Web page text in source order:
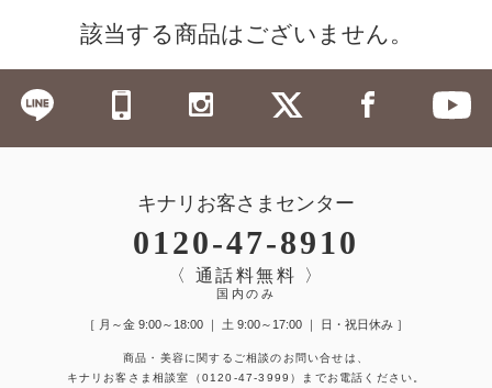
該当する商品はございません。
キナリお客さまセンター
0120-47-8910
〈 通話料無料 〉
国内のみ
［ 月～金 9:00～18:00 ｜ 土 9:00～17:00 ｜ 日・祝日休み ］
商品・美容に関するご相談のお問い合せは、
キナリお客さま相談室
（0120-47-3999）
までお電話ください。